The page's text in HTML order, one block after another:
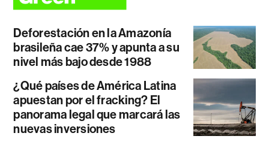
Deforestación en la Amazonía
brasileña cae 37% y apunta a su
nivel más bajo desde 1988
¿Qué países de América Latina
apuestan por el fracking? El
panorama legal que marcará las
nuevas inversiones